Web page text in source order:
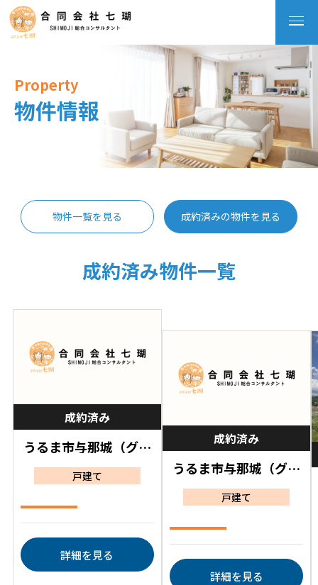
Property
物件情報
物件一覧を見る 成約済みの物件を見る
成約済み物件一覧
成約済み
うるま市与那城（グラ
ファーレ うるま市与
那城 5号棟）
戸建て
詳細を見る
成約済み
うるま市与那城（グラ
ファーレ うるま市与
那城 3号棟）
戸建て
詳細を見る